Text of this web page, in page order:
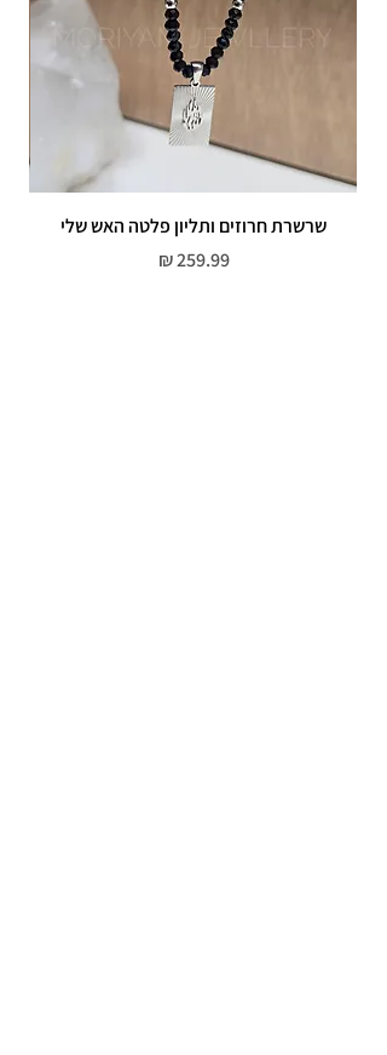
שרשרת חרוזים ותליון פלטה האש שלי
מחיר‏259.99 ‏₪